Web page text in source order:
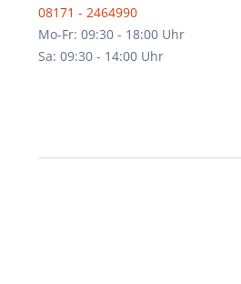
08171 - 2464990
Mo-Fr: 09:30 - 18:00 Uhr
Sa: 09:30 - 14:00 Uhr